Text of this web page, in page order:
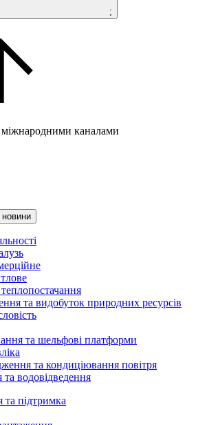
;
каналами
новини
та видобуток природних ресурсів
та шельфові платформи
та кондиціювання повітря
водовідведення
та підтримка